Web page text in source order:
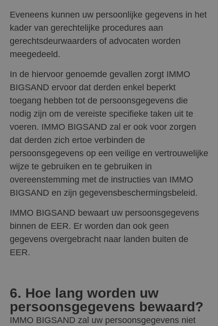
Eveneens kunnen uw persoonlijke gegevens in het
kader van gerechtelijke procedures aan
gerechtsdeurwaarders of advocaten worden
meegedeeld.
In de hiervoor genoemde gevallen zorgt IMMO
BIGSAND ervoor dat derden enkel beperkt
toegang hebben tot de persoonsgegevens die
nodig zijn om de vereiste specifieke taken uit te
voeren. IMMO BIGSAND zal er ook voor zorgen
dat derden zich ertoe verbinden de
persoonsgegevens op een veilige en vertrouwelijke
wijze te gebruiken en te gebruiken in
overeenstemming met de instructies van IMMO
BIGSAND en zijn gegevensbeschermingsbeleid.
IMMO BIGSAND bewaart uw persoonsgegevens
binnen de EER. Er worden dan ook geen
gegevens overgebracht naar landen buiten de
EER.
6. Hoe lang worden uw
persoonsgegevens bewaard?
IMMO BIGSAND zal uw persoonsgegevens niet